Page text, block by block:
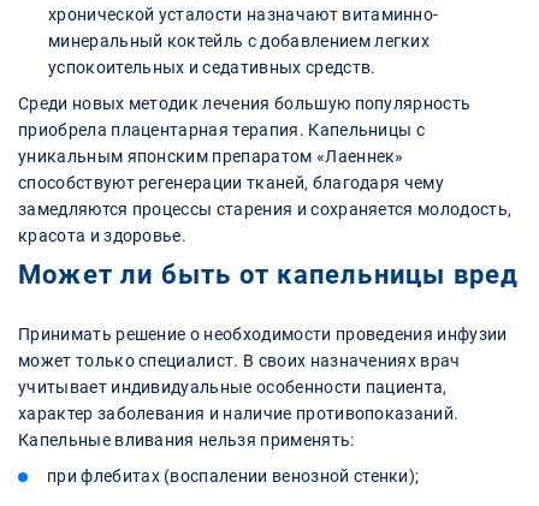
хронической усталости назначают витаминно-
минеральный коктейль с добавлением легких
успокоительных и седативных средств.
Среди новых методик лечения большую популярность
приобрела плацентарная терапия. Капельницы с
уникальным японским препаратом «Лаеннек»
способствуют регенерации тканей, благодаря чему
замедляются процессы старения и сохраняется молодость,
красота и здоровье.
Может ли быть от капельницы вред
Принимать решение о необходимости проведения инфузии
может только специалист. В своих назначениях врач
учитывает индивидуальные особенности пациента,
характер заболевания и наличие противопоказаний.
Капельные вливания нельзя применять:
при флебитах (воспалении венозной стенки);